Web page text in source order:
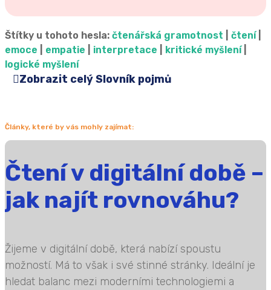
Štítky u tohoto hesla: čtenářská gramotnost čtení|
emoce
empatie interpretace kritické myšlení|
logické myšlení
Zobrazit celý Slovník pojmů
Články, které by vás mohly zajímat:
Čtení v digitální době –
jak najít rovnováhu?
Žijeme v digitální době, která nabízí spoustu
možností. Má to však i své stinné stránky. Ideální je
hledat balanc mezi moderními technologiemi a